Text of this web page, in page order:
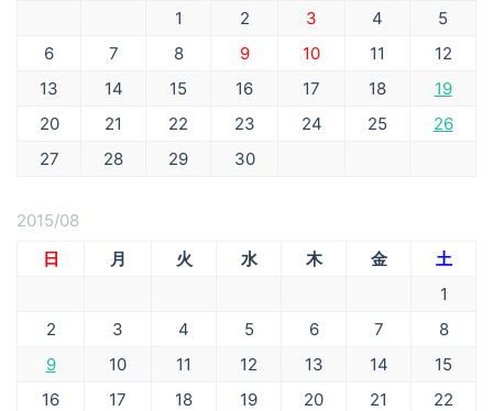
1
2 3 4
5
6
7 8 9 10 11
12
13
14 15 16 17 18
19
20
21 22 23 24 25
26
27
28 29 30
2015/08
日
月 火 水 木 金
土
1
2
3 4 5 6 7
8
9
10 11 12 13 14
15
16
17 18 19 20 21
22